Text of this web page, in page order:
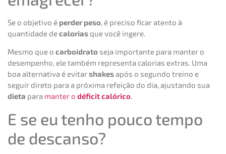
Se o objetivo é perder peso, é preciso ficar atento à
quantidade decalorias que você ingere.
Mesmo que o carboidratoseja importante para manter o
desempenho, ele também representa calorias extras. Uma
boa alternativa é evitarshakesapós o segundo treino e
seguir direto para a próxima refeição do dia, ajustando sua
dieta para manter o déficit calórico.
E se eu tenho pouco tempo
de descanso?